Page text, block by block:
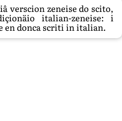
verscion zeneise do scito,
italian-zeneise: i
en donca scriti in italian.